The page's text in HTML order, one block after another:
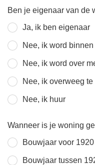
Ben je eigenaar van de
Ja, ik ben eigenaar
Nee, ik word
Nee, ik word over
Nee, ik overweeg
Nee, ik huur
Wanneer is je woning
Bouwjaar voor 1920
Bouwjaar tussen